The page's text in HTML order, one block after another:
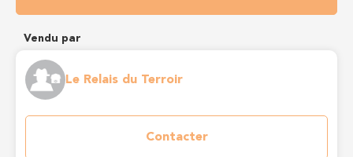
Vendu par
Le Relais du Terroir
Contacter